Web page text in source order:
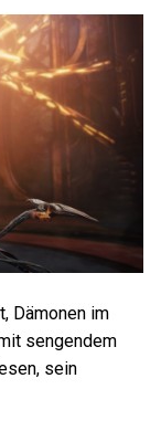
Dämonen im
sengendem
sein